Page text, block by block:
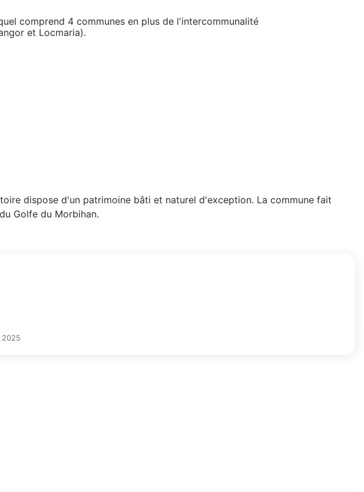
comprend 4 communes en plus de l'intercommunalité
et Locmaria).
dispose d'un patrimoine bâti et naturel d'exception. La commune fait
Golfe du Morbihan.
2025